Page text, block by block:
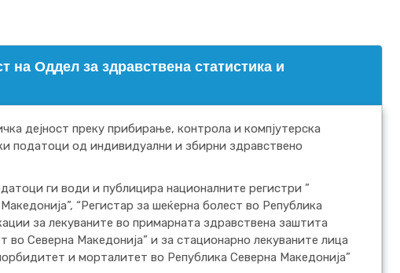
на Оддел за здравствена статистика и
дејност преку прибирање, контрола и компјутерска
податоци од индивидуални и збирни здравствено
ги води и публицира националните регистри ”
“Регистар за шеќерна болест во Република
за лекуваните во примарната здравствена заштита
Северна Македонија” и за стационарно лекуваните лица
и морталитет во Република Северна Македонија”